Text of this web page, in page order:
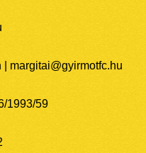
margitai@gyirmotfc.hu
1993/59